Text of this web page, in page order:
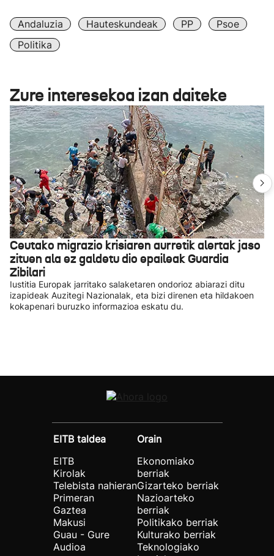
Andaluzia Hauteskundeak PP
Psoe
Politika
Zure interesekoa izan daiteke
Ceutako migrazio krisiaren aurretik alertak jaso
zituen ala ez galdetu dio epaileak Guardia
Zibilari
Iustitia Europak jarritako salaketaren ondorioz abiarazi ditu
izapideak Auzitegi Nazionalak, eta bizi direnen eta hildakoen
kokapenari buruzko informazioa eskatu du.
EITB taldea
EITB
Kirolak
Telebista nahieran
Primeran
Gaztea
Makusi
Guau - Gure
Audioa
Orain
Ekonomiako
berriak
Gizarteko berriak
Nazioarteko
berriak
Politikako berriak
Kulturako berriak
Teknologiako